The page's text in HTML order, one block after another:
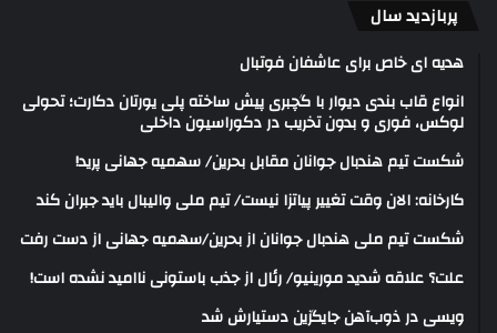
پربازدید سال
هدیه ای خاص برای عاشفان فوتبال
انواع قاب بندی دیوار با گچبری پیش ساخته پلی یورتان دکارت؛ تحولی
لوکس، فوری و بدون تخریب در دکوراسیون داخلی
شکست تیم هندبال جوانان مقابل بحرین/ سهمیه جهانی پرید!
کارخانه: الان وقت تغییر پیاتزا نیست/ تیم ملی والیبال باید جبران کند
شکست تیم ملی هندبال جوانان از بحرین/سهمیه جهانی از دست رفت
علت؟ علاقه شدید مورینیو/ رئال از جذب باستونی ناامید نشده است!
ویسی در ذوب‌آهن جایگزین دستیارش شد